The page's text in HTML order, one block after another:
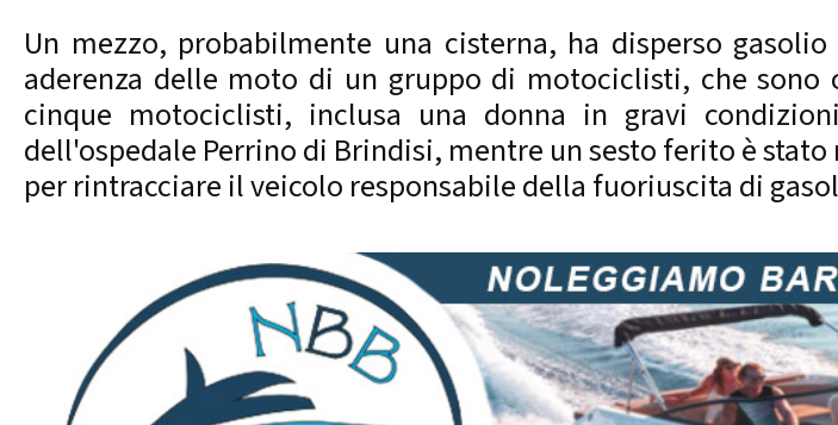
Un mezzo, probabilmente una cisterna, ha disperso
aderenza delle moto di un gruppo di motociclisti, che
cinque motociclisti, inclusa una donna in gravi
dell'ospedale Perrino di Brindisi, mentre un sesto ferito è
per rintracciare il veicolo responsabile della fuoriuscita di